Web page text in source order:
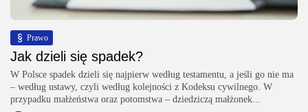
Prawo
​Jak dzieli się spadek?
W Polsce spadek dzieli się najpierw według testamentu, a jeśli go nie ma
– według ustawy, czyli według kolejności z Kodeksu cywilnego. W
przypadku małżeństwa oraz potomstwa – dziedziczą małżonek...